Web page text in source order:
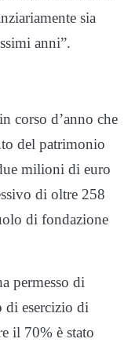
iariamente sia
anni”.
n corso d’anno che
del patrimonio
milioni di euro
di oltre 258
di fondazione
permesso di
di esercizio di
il 70% è stato